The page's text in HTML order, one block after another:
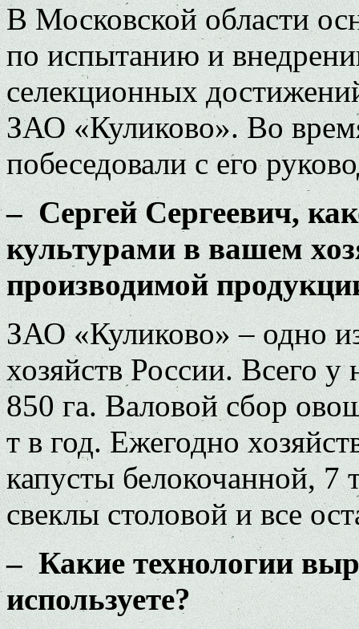
В Московской области
по испытанию и
селекционных
ЗАО «Куликово». Во
побеседовали с его
– Сергей Сергеевич,
культурами в вашем
производимой
ЗАО «Куликово» – одно
хозяйств России. Всего
850 га. Валовой сбор
т в год. Ежегодно
капусты белокочанной, 7
свеклы столовой и все
– Какие технологии
используете?